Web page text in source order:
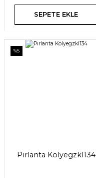
SEPETE EKLE
%5
Pırlanta Kolyegzkl134